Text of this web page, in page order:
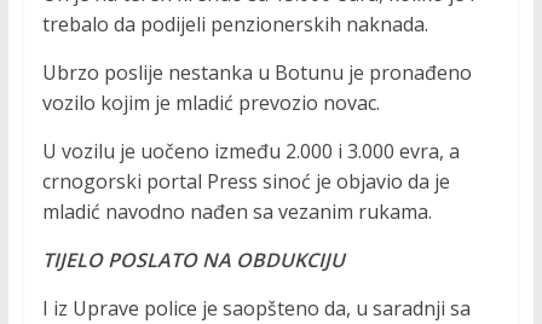
trebalo da podijeli penzionerskih naknada.
Ubrzo poslije nestanka u Botunu je pronađeno
vozilo kojim je mladić prevozio novac.
U vozilu je uočeno između 2.000 i 3.000 evra, a
crnogorski portal Press sinoć je objavio da je
mladić navodno nađen sa vezanim rukama.
TIJELO POSLATO NA OBDUKCIJU
I iz Uprave police je saopšteno da, u saradnji sa